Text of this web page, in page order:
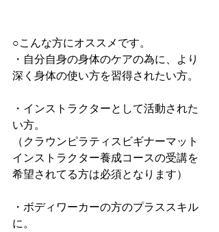
○こんな方にオススメです。
・自分自身の身体のケアの為に、より
深く身体の使い方を習得されたい方。
・インストラクターとして活動された
い方。
（クラウンピラティスビギナーマット
インストラクター養成コースの受講を
希望されてる方は必須となります）
・ボディワーカーの方のプラススキル
に。